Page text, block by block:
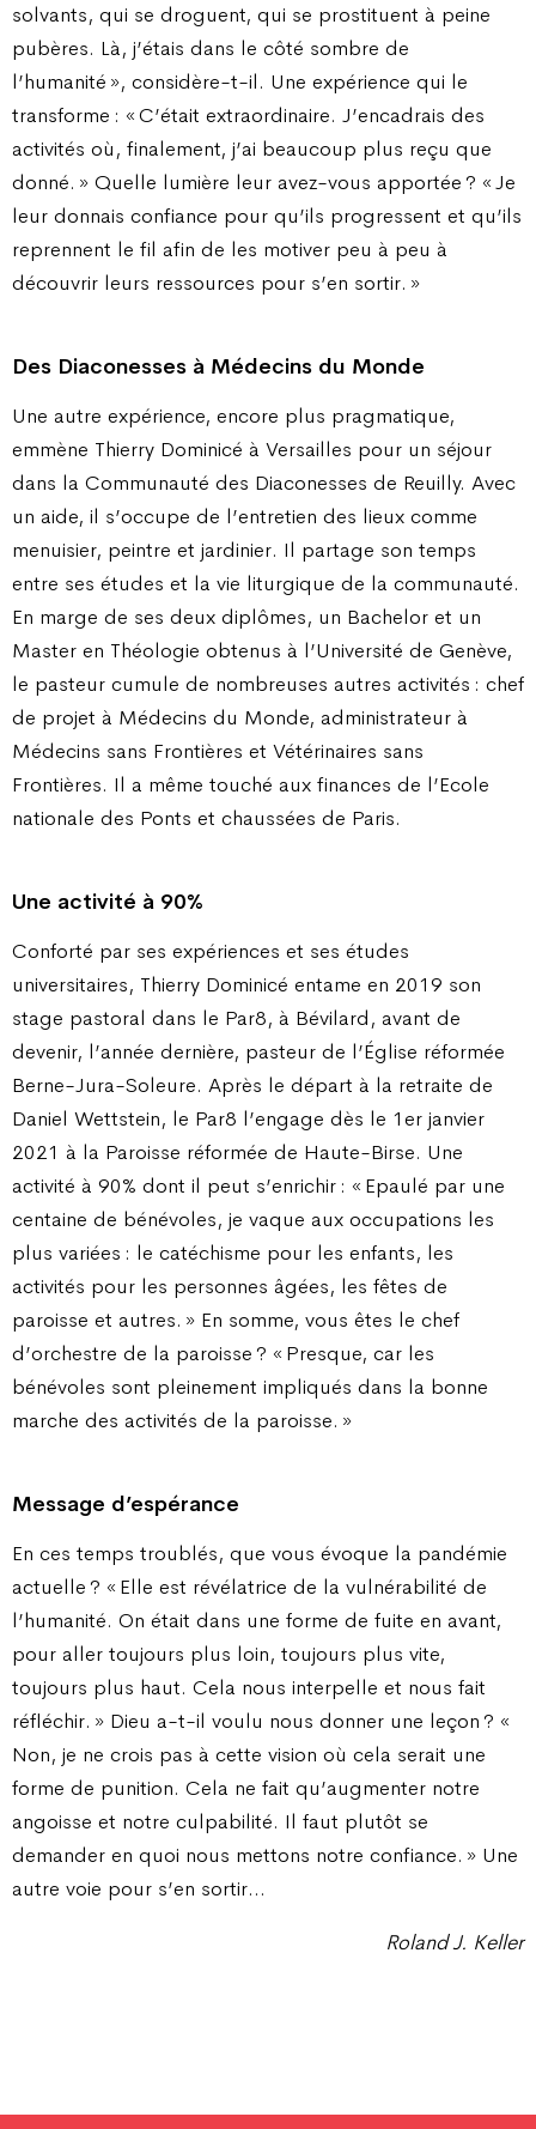
solvants, qui se droguent, qui se prostituent à peine
pubères. Là, j’étais dans le côté sombre de
l’humanité », considère-t-il. Une expérience qui le
transforme : « C’était extraordinaire. J’encadrais des
activités où, finalement, j’ai beaucoup plus reçu que
donné. » Quelle lumière leur avez-vous apportée ? « Je
leur donnais confiance pour qu’ils progressent et qu’ils
reprennent le fil afin de les motiver peu à peu à
découvrir leurs ressources pour s’en sortir. »
Des Diaconesses à Médecins du Monde
Une autre expérience, encore plus pragmatique,
emmène Thierry Dominicé à Versailles pour un séjour
dans la Communauté des Diaconesses de Reuilly. Avec
un aide, il s’occupe de l’entretien des lieux comme
menuisier, peintre et jardinier. Il partage son temps
entre ses études et la vie liturgique de la communauté.
En marge de ses deux diplômes, un Bachelor et un
Master en Théologie obtenus à l’Université de Genève,
le pasteur cumule de nombreuses autres activités : chef
de projet à Médecins du Monde, administrateur à
Médecins sans Frontières et Vétérinaires sans
Frontières. Il a même touché aux finances de l’Ecole
nationale des Ponts et chaussées de Paris.
Une activité à 90%
Conforté par ses expériences et ses études
universitaires, Thierry Dominicé entame en 2019 son
stage pastoral dans le Par8, à Bévilard, avant de
devenir, l’année dernière, pasteur de l’Église réformée
Berne-Jura-Soleure. Après le départ à la retraite de
Daniel Wettstein, le Par8 l’engage dès le 1er janvier
2021 à la Paroisse réformée de Haute-Birse. Une
activité à 90% dont il peut s’enrichir : « Epaulé par une
centaine de bénévoles, je vaque aux occupations les
plus variées : le catéchisme pour les enfants, les
activités pour les personnes âgées, les fêtes de
paroisse et autres. » En somme, vous êtes le chef
d’orchestre de la paroisse ? « Presque, car les
bénévoles sont pleinement impliqués dans la bonne
marche des activités de la paroisse. »
Message d’espérance
En ces temps troublés, que vous évoque la pandémie
actuelle ? « Elle est révélatrice de la vulnérabilité de
l’humanité. On était dans une forme de fuite en avant,
pour aller toujours plus loin, toujours plus vite,
toujours plus haut. Cela nous interpelle et nous fait
réfléchir. » Dieu a-t-il voulu nous donner une leçon ? «
Non, je ne crois pas à cette vision où cela serait une
forme de punition. Cela ne fait qu’augmenter notre
angoisse et notre culpabilité. Il faut plutôt se
demander en quoi nous mettons notre confiance. » Une
autre voie pour s’en sortir…
Roland J. Keller